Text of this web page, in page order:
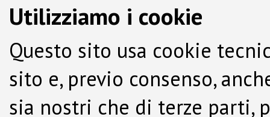
Utilizziamo i cookie
Questo sito usa cookie
sito e, previo consenso,
sia nostri che di terze parti,